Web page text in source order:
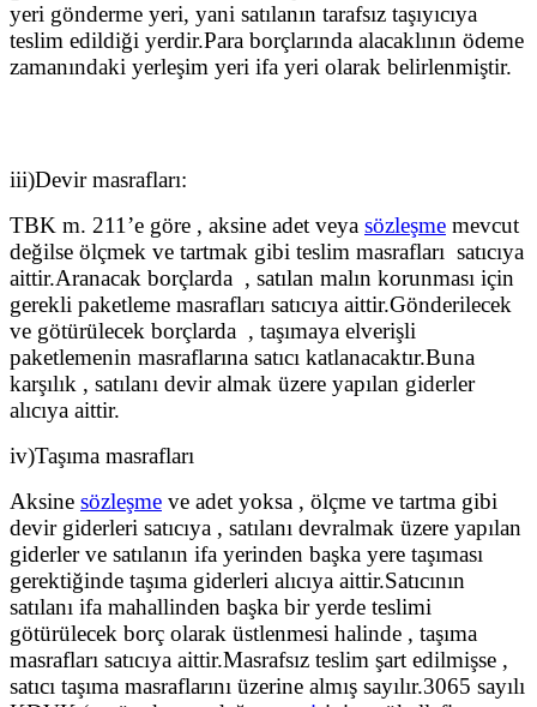
yeri gönderme yeri, yani satılanın tarafsız taşıyıcıya
teslim edildiği yerdir.Para borçlarında alacaklının ödeme
zamanındaki yerleşim yeri ifa yeri olarak belirlenmiştir.
iii)Devir masrafları:
TBK m. 211’e göre , aksine adet veya sözleşme mevcut
değilse ölçmek ve tartmak gibi teslim masrafları satıcıya
aittir.Aranacak borçlarda , satılan malın korunması için
gerekli paketleme masrafları satıcıya aittir.Gönderilecek
ve götürülecek borçlarda , taşımaya elverişli
paketlemenin masraflarına satıcı katlanacaktır.Buna
karşılık , satılanı devir almak üzere yapılan giderler
alıcıya aittir.
iv)Taşıma masrafları
Aksine sözleşme ve adet yoksa , ölçme ve tartma gibi
devir giderleri satıcıya , satılanı devralmak üzere yapılan
giderler ve satılanın ifa yerinden başka yere taşıması
gerektiğinde taşıma giderleri alıcıya aittir.Satıcının
satılanı ifa mahallinden başka bir yerde teslimi
götürülecek borç olarak üstlenmesi halinde , taşıma
masrafları satıcıya aittir.Masrafsız teslim şart edilmişse ,
satıcı taşıma masraflarını üzerine almış sayılır.3065 sayılı